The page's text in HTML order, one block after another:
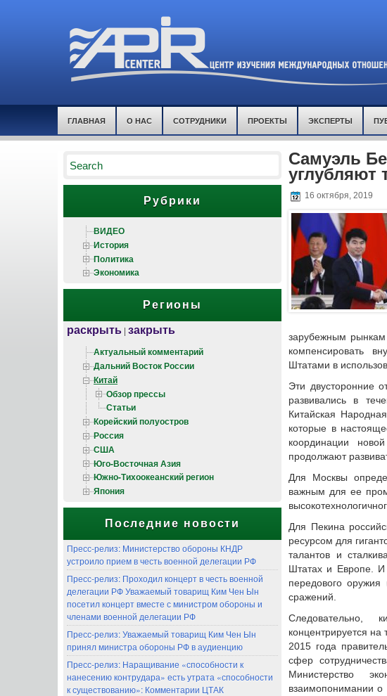
ГЛАВНАЯ О НАС СОТРУДНИКИ ПРОЕКТЫ ЭКСПЕРТЫ
Рубрики
ВИДЕО
История
Политика
Экономика
Регионы
раскрыть | закрыть
Актуальный комментарий
Дальний Восток России
Китай
Обзор прессы
Статьи
Корейский полуостров
Россия
США
Юго-Восточная Азия
Южно-Тихоокеанский регион
Япония
Последние новости
Пресс-релиз: Министерство обороны КНДР
устроило прием в честь военной делегации РФ
Пресс-релиз: Проходил концерт в честь военной
делегации РФ Уважаемый товарищ Ким Чен Ын
посетил концерт вместе с министром обороны и
членами военной делегации РФ
Пресс-релиз: Уважаемый товарищ Ким Чен Ын
принял министра обороны РФ в аудиенцию
Пресс-релиз: Наращивание «способности к
нанесению контрудара» есть утрата «способности
к существованию»: Комментарии ЦТАК
Самуэль
углубляют
16 октября, 2019
зарубежным рынкам
компенсировать
Штатами в
Эти двусторонние
развивались в
Китайская
которые в
координации
продолжают
Для Москвы
важным для ее
Для Пекина
ресурсом для
талантов и
Штатах и Европе. И
передового
сражений.
Следовательно,
концентрируется
2015 года
сфер
Министерство
взаимопонимании о